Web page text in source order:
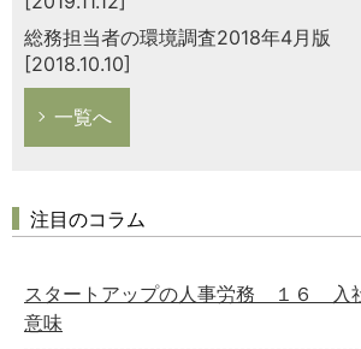
総務担当者の環境調査2018年4月版
[2018.10.10]
一覧へ
注目のコラム
スタートアップの人事労務 １６ 入
意味